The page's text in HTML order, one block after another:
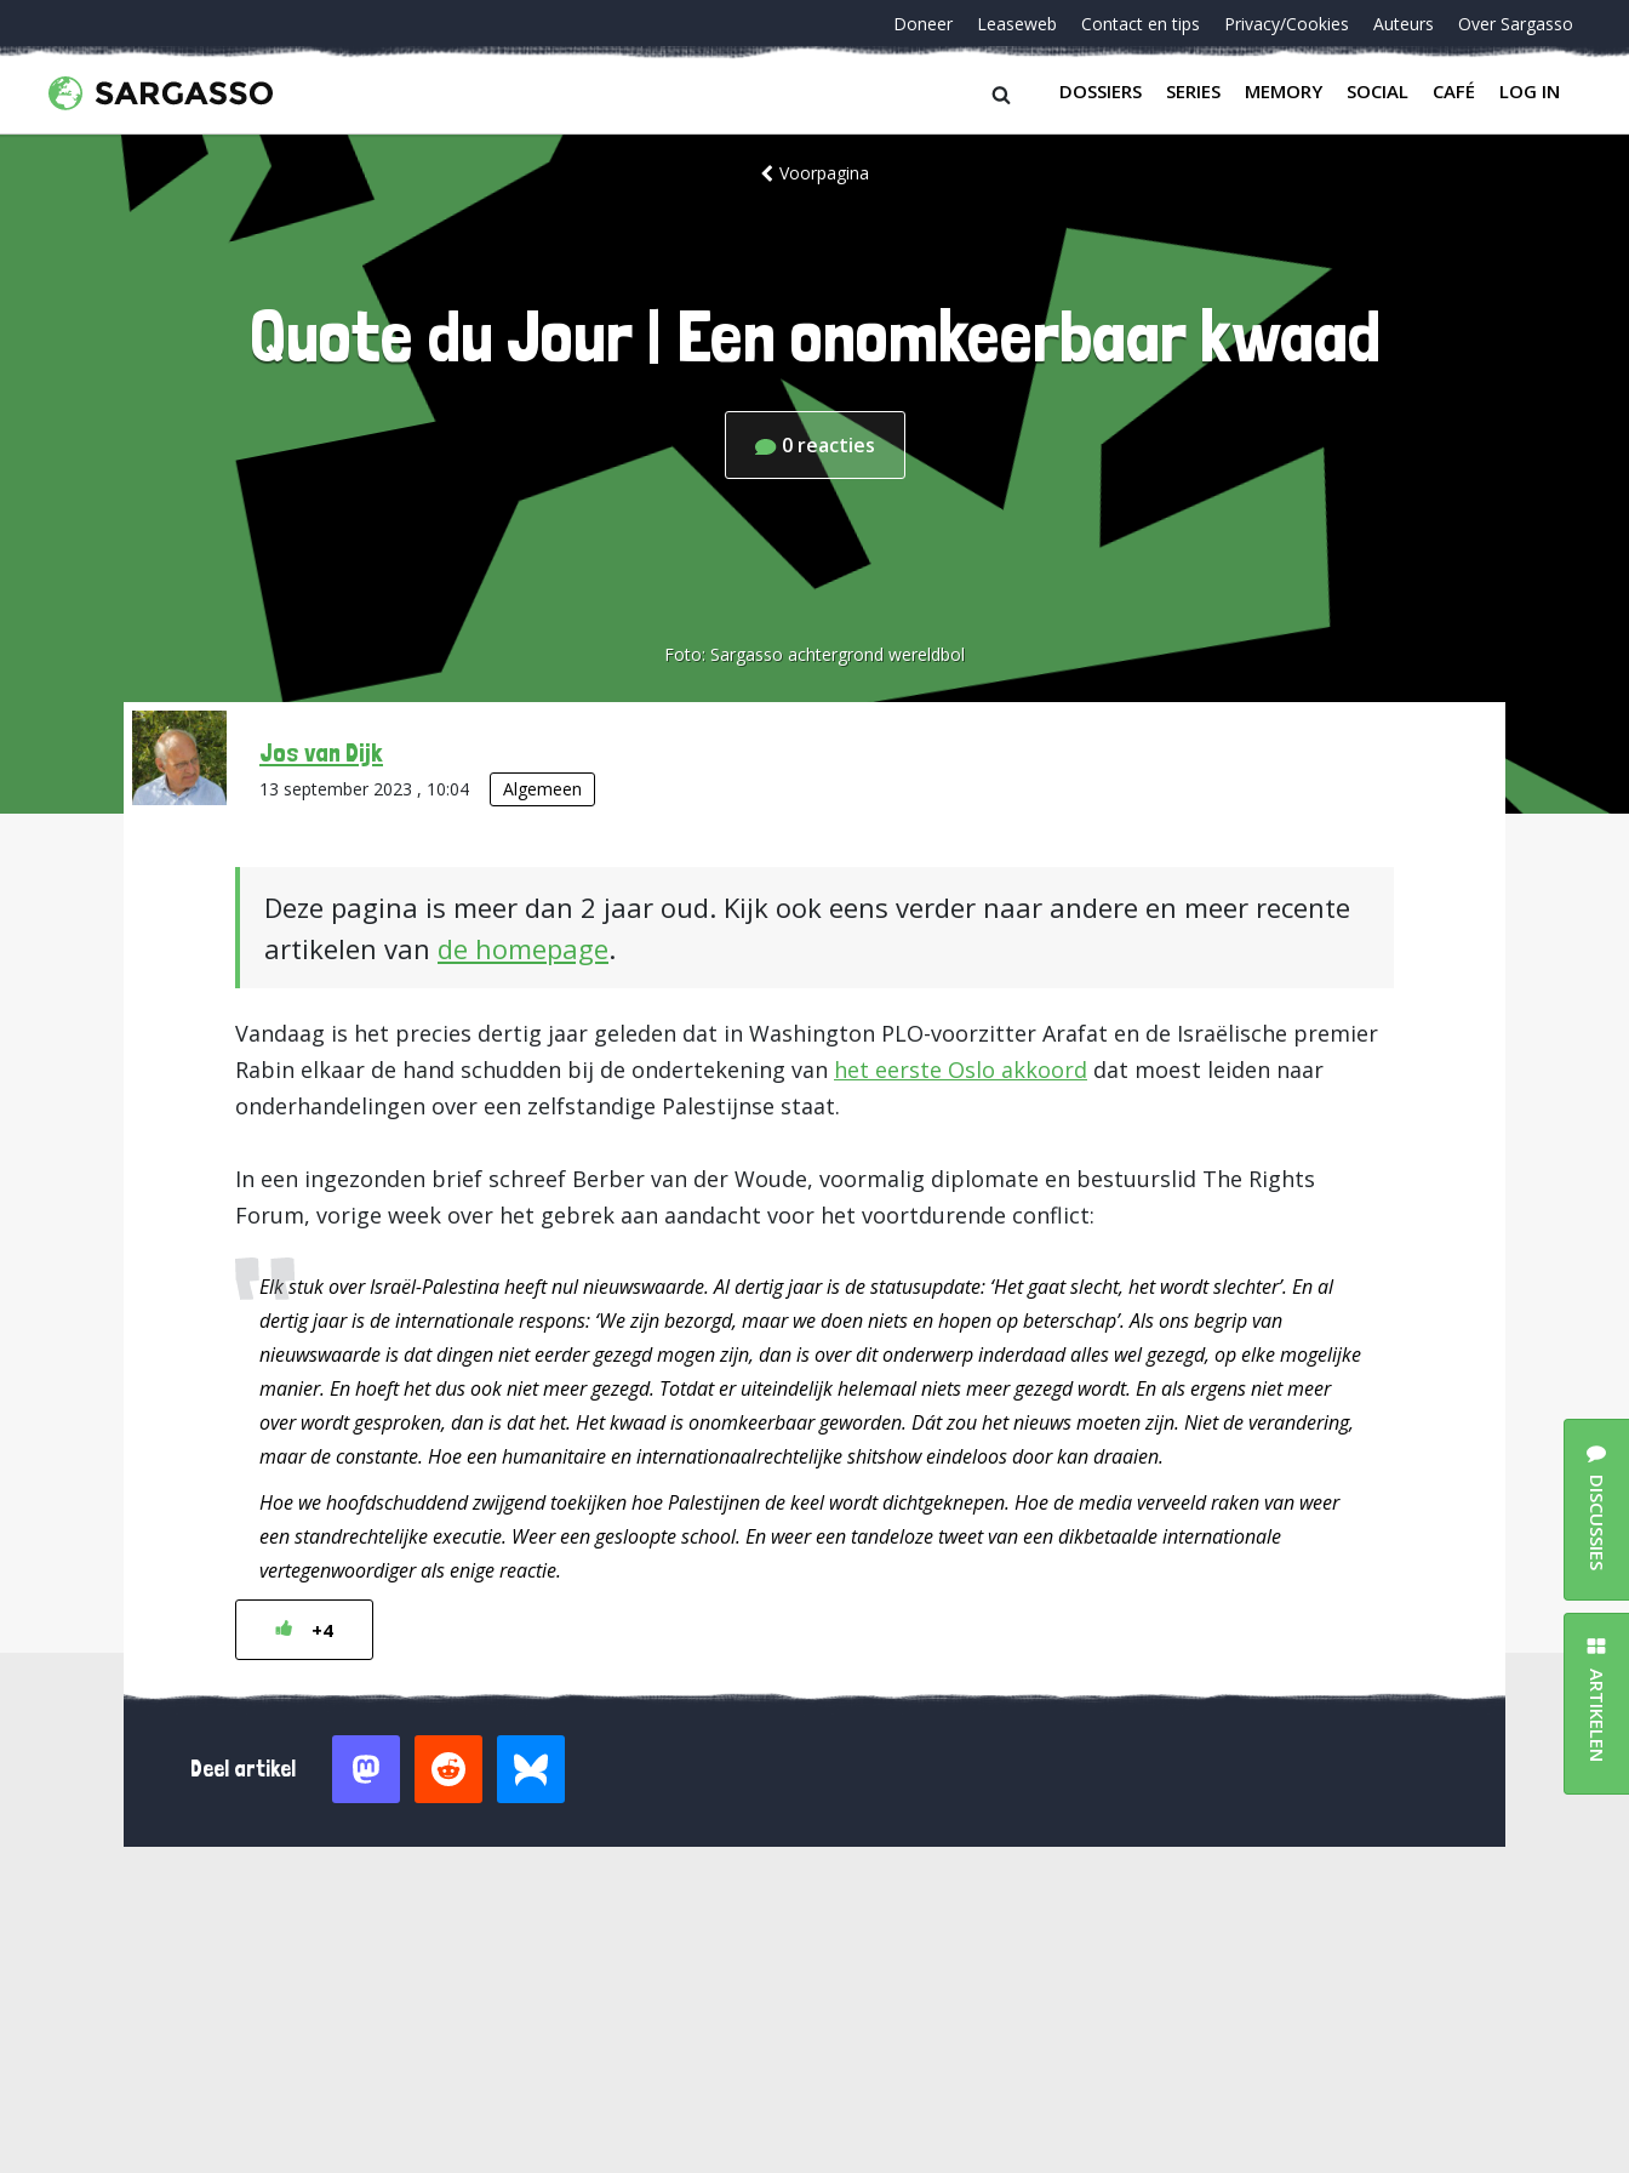
Doneer Leaseweb Contact en tips Privacy/Cookies Auteurs Over Sargasso
DOSSIERS SERIES MEMORY SOCIAL CAFÉ LOG IN
Voorpagina
Quote du Jour | Een onomkeerbaar kwaad
0 reacties
Foto: Sargasso achtergrond wereldbol
Jos van Dijk
13 september 2023 , 10:04 Algemeen
Deze pagina is meer dan 2 jaar oud. Kijk ook eens verder naar andere en meer recente
artikelen van de homepage.
Vandaag is het precies dertig jaar geleden dat in Washington PLO-voorzitter Arafat en de Israëlische premier
Rabin elkaar de hand schudden bij de ondertekening van het eerste Oslo akkoord dat moest leiden naar
onderhandelingen over een zelfstandige Palestijnse staat.
In een ingezonden brief schreef Berber van der Woude, voormalig diplomate en bestuurslid The Rights
Forum, vorige week over het gebrek aan aandacht voor het voortdurende conflict:
Elk stuk over Israël-Palestina heeft nul nieuwswaarde. Al dertig jaar is de statusupdate: ‘Het gaat slecht, het wordt slechter’. En al
dertig jaar is de internationale respons: ‘We zijn bezorgd, maar we doen niets en hopen op beterschap’. Als ons begrip van
nieuwswaarde is dat dingen niet eerder gezegd mogen zijn, dan is over dit onderwerp inderdaad alles wel gezegd, op elke mogelijke
manier. En hoeft het dus ook niet meer gezegd. Totdat er uiteindelijk helemaal niets meer gezegd wordt. En als ergens niet meer
over wordt gesproken, dan is dat het. Het kwaad is onomkeerbaar geworden. Dát zou het nieuws moeten zijn. Niet de verandering,
maar de constante. Hoe een humanitaire en internationaalrechtelijkeshitshoweindeloos door kan draaien.
Hoe we hoofdschuddend zwijgend toekijken hoe Palestijnen de keel wordt dichtgeknepen. Hoe de media verveeld raken van weer
een standrechtelijke executie. Weer een gesloopte school. En weer een tandeloze tweet van een dikbetaalde internationale
vertegenwoordiger als enige reactie.
+4
Deel artikel
DISCUSSIES
ARTIKELEN